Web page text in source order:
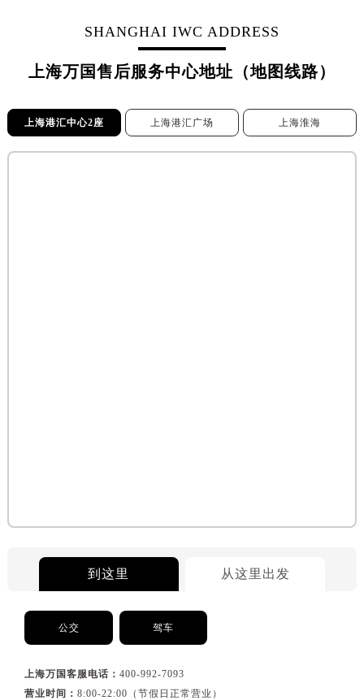
SHANGHAI IWC ADDRESS
上海万国售后服务中心地址（地图线路）
上海港汇中心2座 上海港汇广场 上海淮海
到这里 从这里出发
公交 驾车
上海万国客服电话：400-992-7093
营业时间：8:00-22:00（节假日正常营业）